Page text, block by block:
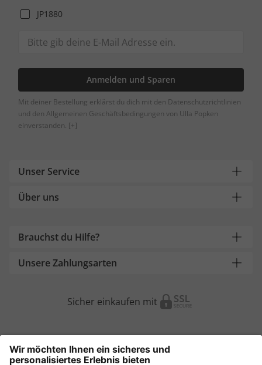
JP1880
Anmelden und Sparen
Mit deiner Bestellung erklärst du dich mit den Datenschutzrichtlinien
und den Allgemeinen Geschäftsbedingungen von Ulla Popken
einverstanden. [+]
Unser Service
Über uns
Brauchst du Hilfe?
Unsere Zahlungsarten
Sicher einkaufen mit
Weitere Onlineshops